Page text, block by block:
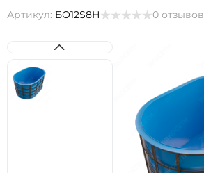
Артикул: БО12S8Н 0 отзывов